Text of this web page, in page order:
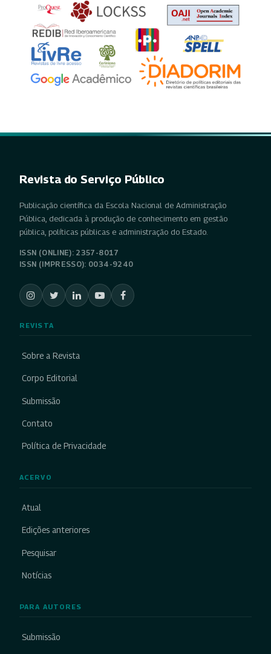
Revista do Serviço Público
Publicação científica da Escola Nacional de Administração
Pública, dedicada à produção de conhecimento em gestão
pública, políticas públicas e administração do Estado.
ISSN (ONLINE): 2357-8017
ISSN (IMPRESSO): 0034-9240
REVISTA
Sobre a Revista
Corpo Editorial
Submissão
Contato
Política de Privacidade
ACERVO
Atual
Edições anteriores
Pesquisar
Notícias
PARA AUTORES
Submissão